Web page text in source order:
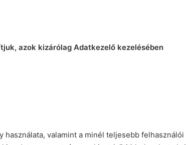
azok kizárólag Adatkezelő kezelésében
valamint a minél teljesebb felhasználói